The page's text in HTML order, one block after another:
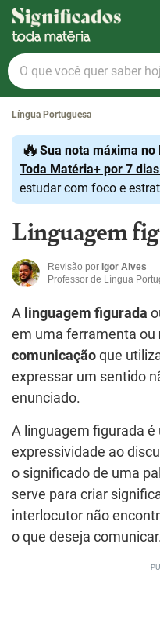
Significados
O
que
você
quer
saber
hoje?
Língua Portuguesa
🔥Sua nota máxima no
Toda Matéria+ por 7
estudar com foco e
Linguagem
Revisão por Igor Alves
Professor de Língua
A linguagem figurada
em uma ferramenta ou
comunicação que
expressar um sentido
enunciado.
A linguagem figurada
expressividade ao
o significado de uma
serve para criar
interlocutor não
o que deseja